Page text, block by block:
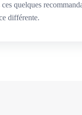
quelques
différente.